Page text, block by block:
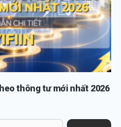
thông tư mới nhất 2026